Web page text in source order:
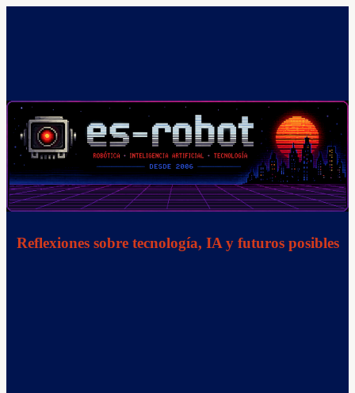
Reflexiones sobre tecnología, IA y futuros posibles